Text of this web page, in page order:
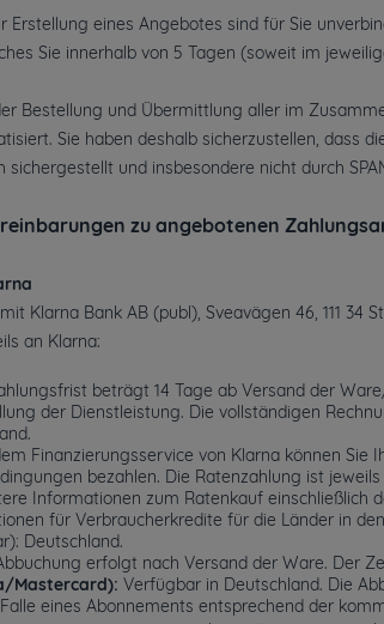
Erstellung eines Angebotes sind für Sie
Sie innerhalb von 5 Tagen (soweit im
Bestellung und Übermittlung aller im
Sie haben deshalb sicherzustellen, dass
sichergestellt und insbesondere nicht durch
zu angebotenen
Klarna Bank AB (publ), Sveavägen 46, 111 34
an Klarna:
beträgt 14 Tage ab Versand der
der Dienstleistung. Die vollständigen
.
Finanzierungsservice von Klarna können Sie
bezahlen. Die Ratenzahlung ist
Informationen zum Ratenkauf einschließlich
für Verbraucherkredite für die Länder in
Deutschland.
erfolgt nach Versand der Ware. Der
Mastercard): Verfügbar in Deutschland. Die
eines Abonnements entsprechend der